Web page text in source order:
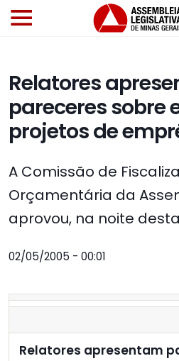
Relatores
pareceres sobre
projetos de
A Comissão de
Orçamentária da
aprovou, na noite
02/05/2005 - 00:01
Relatores apresentam